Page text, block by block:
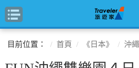
目前位置： 首頁 《日本》 沖繩